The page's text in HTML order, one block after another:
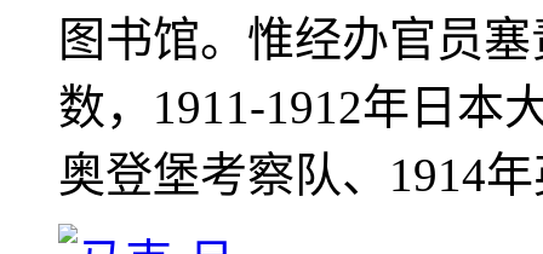
图书馆。惟经办官员
数，1911-1912年日本
奥登堡考察队、1914